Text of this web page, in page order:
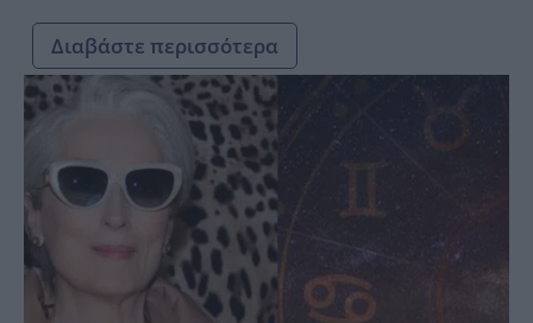
Διαβάστε περισσότερα